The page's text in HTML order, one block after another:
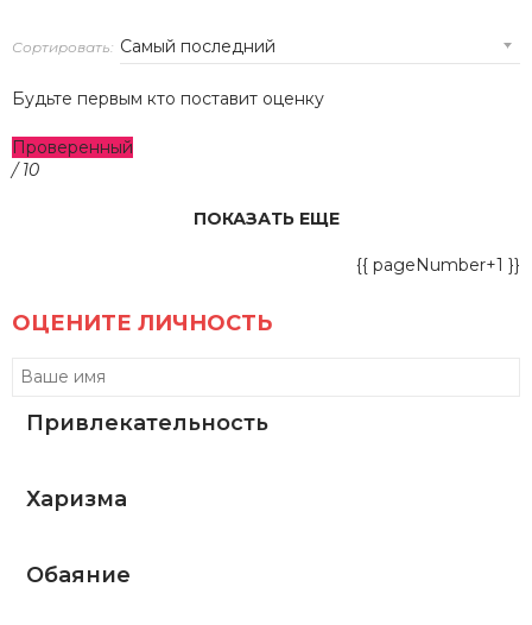
Сортировать:
Будьте первым кто поставит оценку
Проверенный
/ 10
ПОКАЗАТЬ ЕЩЕ
{{ pageNumber+1 }}
ОЦЕНИТЕ ЛИЧНОСТЬ
Привлекательность
Харизма
Обаяние